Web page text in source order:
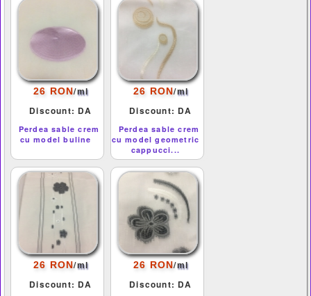
26 RON/ml
Discount: DA
Perdea sable crem
cu model buline
26 RON/ml
Discount: DA
Perdea sable crem
cu model geometric
cappucci...
26 RON/ml
Discount: DA
26 RON/ml
Discount: DA